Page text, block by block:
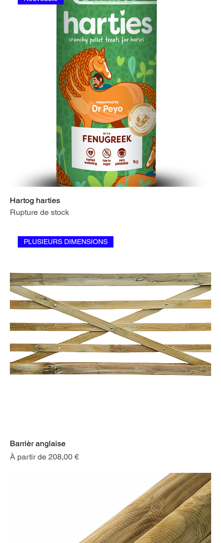
Hartog harties
Rupture de stock
PLUSIEURS DIMENSIONS
Barrièr anglaise
À partir de 208,00 €
Prix promotionnel